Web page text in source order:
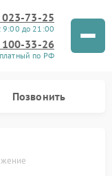
023-73-25
9:00 до 21:00
100-33-26
по РФ
Позвонить